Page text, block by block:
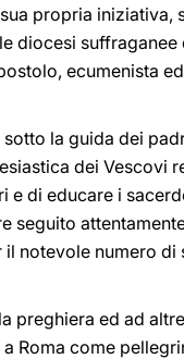
propria iniziativa,
diocesi suffraganee
ecumenista
la guida dei
dei Vescovi
e di educare i
seguito
notevole numero di
preghiera ed ad
Roma come